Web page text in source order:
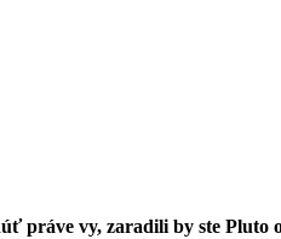
práve vy, zaradili by ste Pluto